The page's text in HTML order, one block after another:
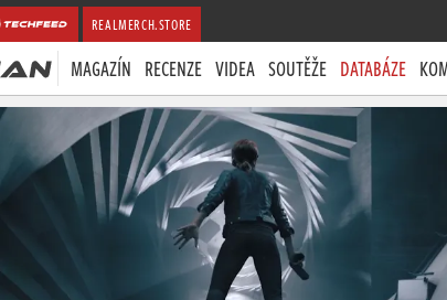
REALMERCH.STORE
MAGAZÍN RECENZE VIDEA SOUTĚŽE DATABÁZE